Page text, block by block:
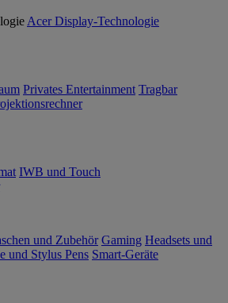
Acer Display-Technologie
Privates Entertainment Tragbar
IWB und Touch
und Zubehör Gaming Headsets und
und Stylus Pens Smart-Geräte